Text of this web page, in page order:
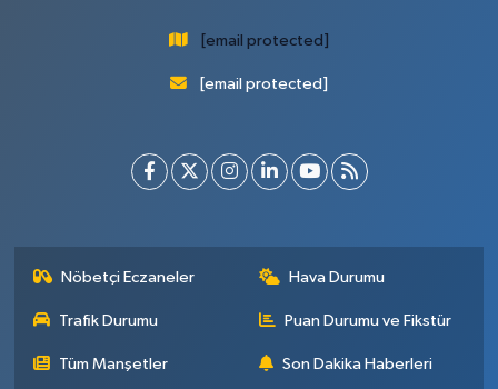
[email protected]
[email protected]
Nöbetçi Eczaneler Hava Durumu
Trafik Durumu Puan Durumu ve Fikstür
Tüm Manşetler Son Dakika Haberleri